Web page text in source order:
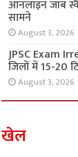
ऑनलाइन जॉब
सामने
August 3, 2026
JPSC Exam
जिलों में 15-20
August 3, 2026
खेल